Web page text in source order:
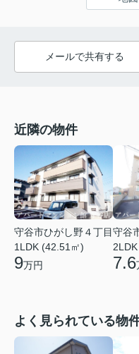
メールで共有する
近隣の物件
守谷市ひがし野４丁目
1LDK (42.51㎡)
9万円
守谷
7.6
よく見られている物